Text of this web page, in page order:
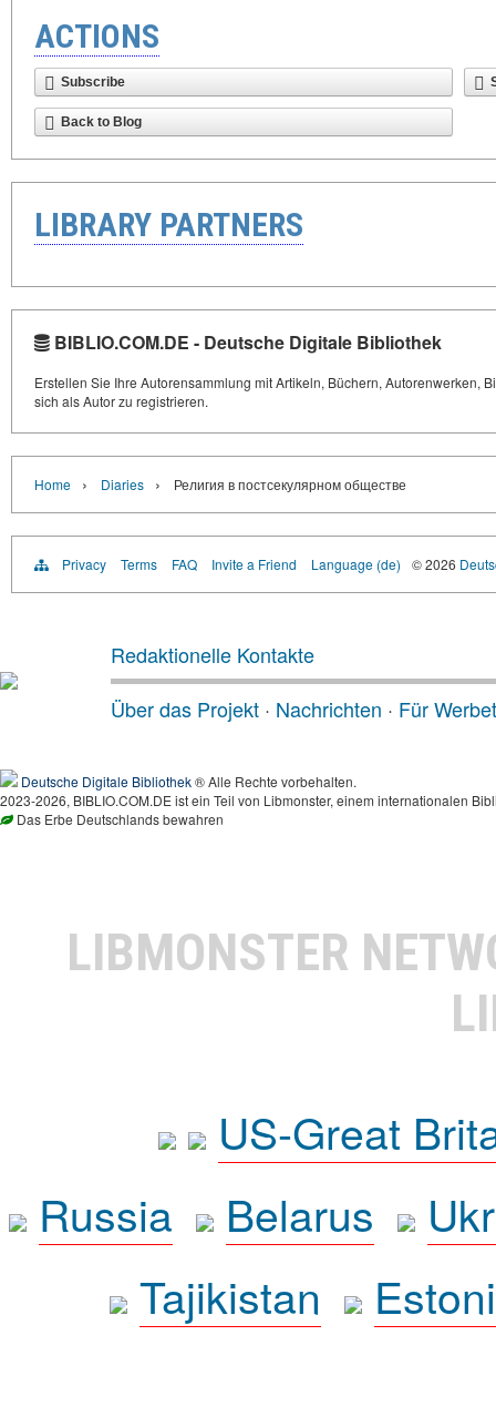
ACTIONS
Subscribe
Back to Blog
LIBRARY PARTNERS
BIBLIO.COM.DE - Deutsche Digitale Bibliothek
Erstellen Sie Ihre Autorensammlung mit Artikeln, Büchern, Autorenwerken,
sich als Autor zu registrieren.
Home › Diaries › Религия в постсекулярном обществе
Privacy Terms FAQ Invite a Friend Language (de) © 2026
Redaktionelle Kontakte
Über das Projekt · Nachrichten · Für
Deutsche Digitale Bibliothek® Alle Rechte vorbehalten.
2023-2026, BIBLIO.COM.DE ist ein Teil von Libmonster, einem internationalen
Das Erbe Deutschlands bewahren
LIBMONSTER
US-Great
Russia
Belarus
Tajikistan